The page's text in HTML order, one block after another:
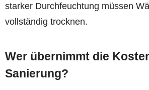
starker Durchfeuchtung müssen
vollständig trocknen.
Wer übernimmt die
Sanierung?